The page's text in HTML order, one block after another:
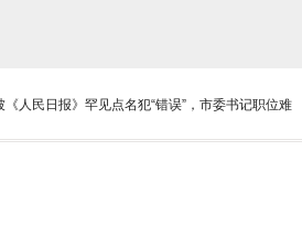
《人民日报》罕见点名犯“错误”，市委书记职位难